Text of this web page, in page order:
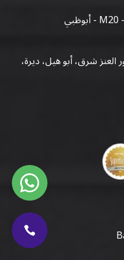
العنز شرق، أبو هيل، ديرة،